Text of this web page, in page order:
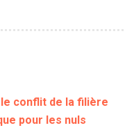
le conflit de la filière
pour les nuls